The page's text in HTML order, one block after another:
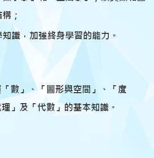
；
識，加強終身學習的能力。
數」、「圖形與空間」、「度
」及「代數」的基本知識。